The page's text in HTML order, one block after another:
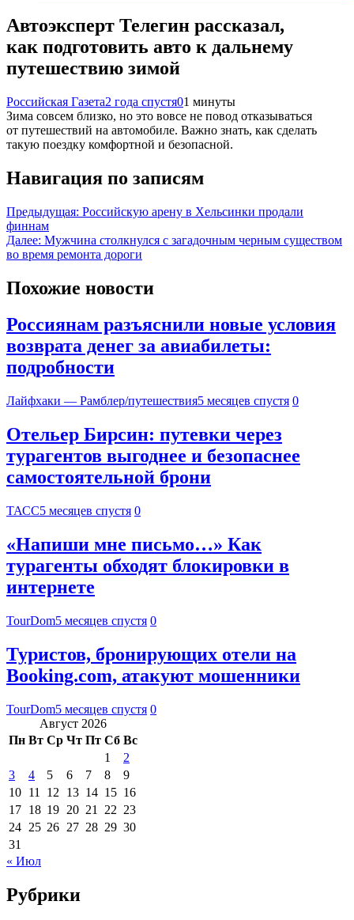
Автоэксперт Телегин рассказал,
как подготовить авто к дальнему
путешествию зимой
Российская Газета2 года спустя01 минуты
Зима совсем близко, но это вовсе не повод отказываться
от путешествий на автомобиле. Важно знать, как сделать
такую поездку комфортной и безопасной.
Навигация по записям
Предыдущая: Российскую арену в Хельсинки продали
финнам
Далее: Мужчина столкнулся с загадочным черным существом
во время ремонта дороги
Похожие новости
Россиянам разъяснили новые условия
возврата денег за авиабилеты:
подробности
Лайфхаки — Рамблер/путешествия5 месяцев спустя 0
Отельер Бирсин: путевки через
турагентов выгоднее и безопаснее
самостоятельной брони
ТАСС5 месяцев спустя 0
«Напиши мне письмо…» Как
турагенты обходят блокировки в
интернете
TourDom5 месяцев спустя 0
Туристов, бронирующих отели на
Booking.com, атакуют мошенники
TourDom5 месяцев спустя 0
Август 2026
Пн Вт Ср Чт Пт Сб Вс
1
2
3
4 5 6 7 8
9
10 11 12 13 14 15 16
17 18 19 20 21 22 23
24 25 26 27 28 29 30
31
« Июл
Рубрики